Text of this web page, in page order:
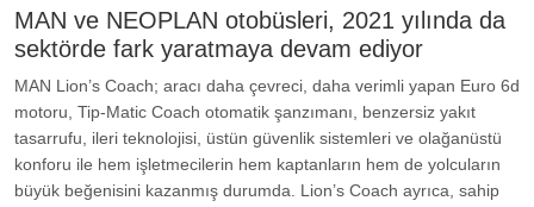
MAN ve NEOPLAN otobüsleri, 2021 yılında da
sektörde fark yaratmaya devam ediyor
MAN Lion’s Coach; aracı daha çevreci, daha verimli yapan Euro 6d
motoru, Tip-Matic Coach otomatik şanzımanı, benzersiz yakıt
tasarrufu, ileri teknolojisi, üstün güvenlik sistemleri ve olağanüstü
konforu ile hem işletmecilerin hem kaptanların hem de yolcuların
büyük beğenisini kazanmış durumda. Lion’s Coach ayrıca, sahip